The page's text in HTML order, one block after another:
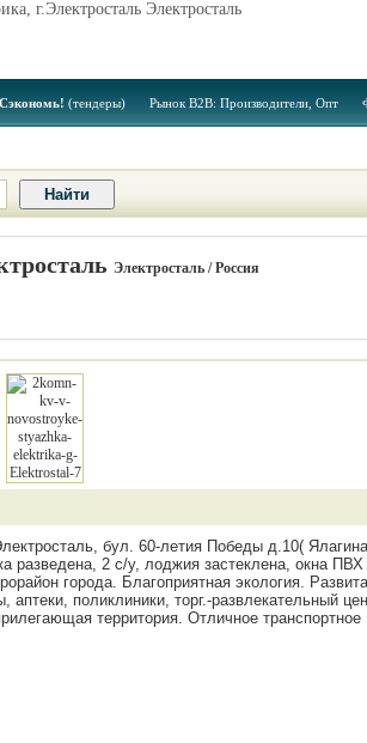
г.Электросталь Электросталь
Сэкономь! (тендеры) Рынок B2B: Производители, Опт
Электросталь / Россия
бул. 60-летия Победы д.10( Ялагина
разведена, 2 с/у, лоджия застеклена, окна ПВХ
города. Благоприятная экология.
поликлиники, торг.-развлекательный
территория. Отличное транспортное